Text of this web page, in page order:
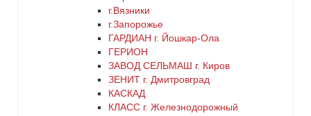
г.Вязники
г.Запорожье
ГАРДИАН г. Йошкар-Ола
ГЕРИОН
ЗАВОД СЕЛЬМАШ г. Киров
ЗЕНИТ г. Дмитровград
КАСКАД
КЛАСС г. Железнодорожный